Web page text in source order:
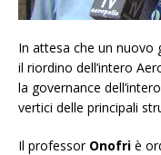
In attesa che un nuovo
il riordino dell’intero
la governance
vertici delle principali
Il professorOnofri è